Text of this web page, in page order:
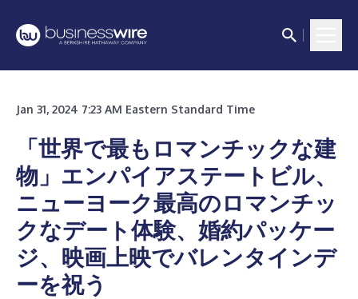
Jan 31, 2024 7:23 AM Eastern Standard Time
「世界で最もロマンチックな建
物」エンパイアステートビル、
ニューヨーク最高のロマンチッ
クなデート体験、婚約パッケー
ジ、映画上映でバレンタインデ
ーを祝う